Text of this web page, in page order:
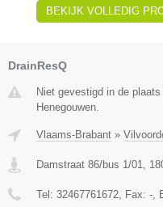
BEKIJK VOLLEDIG
DrainResQ
Niet gevestigd in de
Henegouwen.
Vlaams-Brabant »
Damstraat 86/bus 1/01
Tel: 32467761672 , Fax: - ,